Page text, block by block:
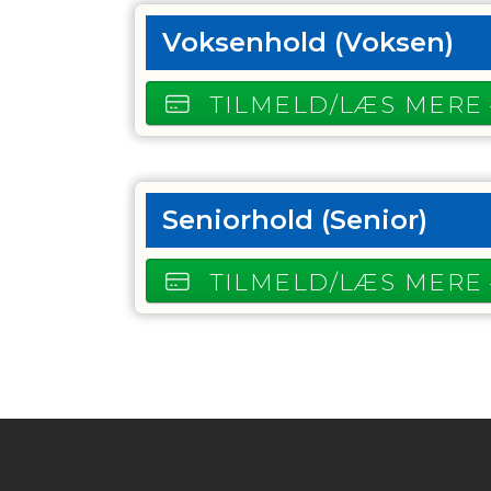
Voksenhold (Voksen)
TILMELD/LÆS MERE
Seniorhold (Senior)
TILMELD/LÆS MERE